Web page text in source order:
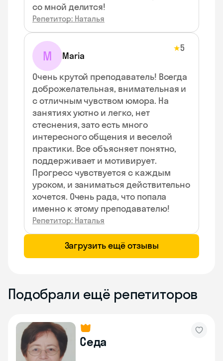
со мной делится!
Репетитор: Наталья
M Maria
★5
Очень крутой преподаватель! Всегда
доброжелательная, внимательная и
с отличным чувством юмора. На
занятиях уютно и легко, нет
стеснения, зато есть много
интересного общения и веселой
практики. Все объясняет понятно,
поддерживает и мотивирует.
Прогресс чувствуется с каждым
уроком, и заниматься действительно
хочется. Очень рада, что попала
именно к этому преподавателю!
Репетитор: Наталья
Загрузить ещё отзывы
Подобрали ещё репетиторов
Седа